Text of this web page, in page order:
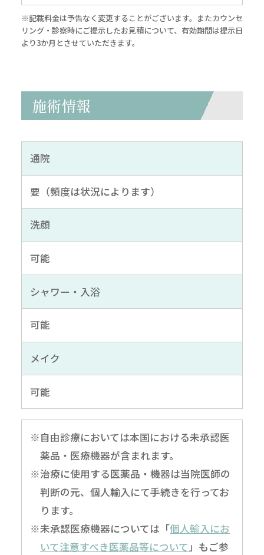
※記載料金は予告なく変更することがございます。またカウンセ
リング・診察時にご提示したお見積について、有効期間は提示日
より3か月とさせていただきます。
施術情報
通院
要（頻度は状況によります）
洗顔
可能
シャワー・入浴
可能
メイク
可能
※自由診療においては本国における未承認医
薬品・医療機器が含まれます。
※治療に使用する医薬品・機器は当院医師の
判断の元、個人輸入にて手続きを行ってお
ります。
※未承認医療機器については「個人輸入にお
いて注意すべき医薬品等について」もご参